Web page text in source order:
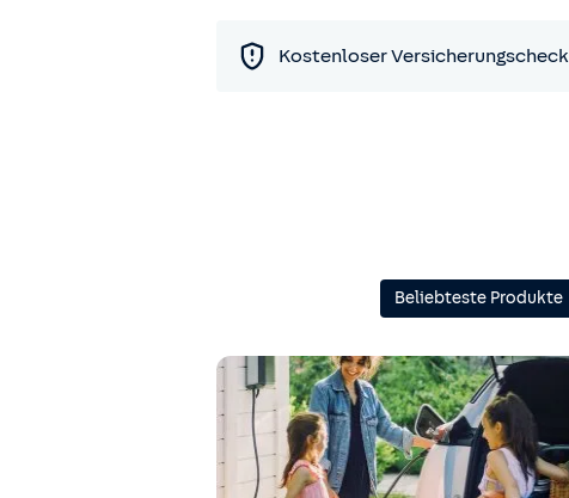
Kostenloser Versicherungscheck
Beliebteste Produkte